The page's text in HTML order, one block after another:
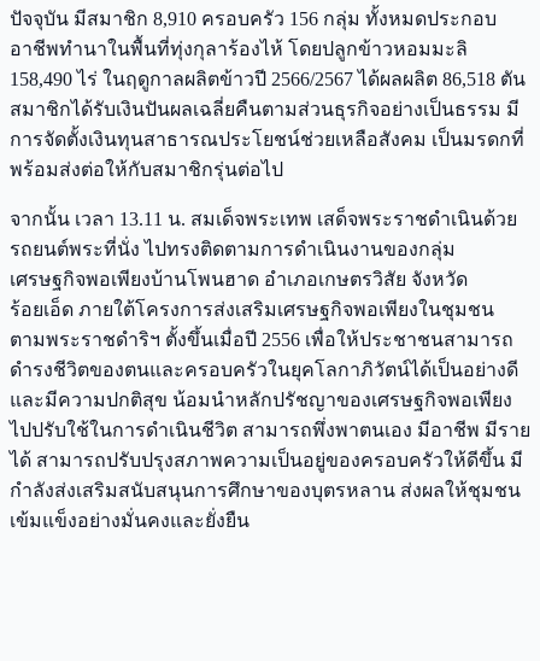
ปัจจุบัน มีสมาชิก 8,910 ครอบครัว 156 กลุ่ม ทั้งหมดประกอบ
อาชีพทำนาในพื้นที่ทุ่งกุลาร้องไห้ โดยปลูกข้าวหอมมะลิ
158,490 ไร่ ในฤดูกาลผลิตข้าวปี 2566/2567 ได้ผลผลิต 86,518 ตัน
สมาชิกได้รับเงินปันผลเฉลี่ยคืนตามส่วนธุรกิจอย่างเป็นธรรม มี
การจัดตั้งเงินทุนสาธารณประโยชน์ช่วยเหลือสังคม เป็นมรดกที่
พร้อมส่งต่อให้กับสมาชิกรุ่นต่อไป
จากนั้น เวลา 13.11 น. สมเด็จพระเทพ เสด็จพระราชดำเนินด้วย
รถยนต์พระที่นั่ง ไปทรงติดตามการดำเนินงานของกลุ่ม
เศรษฐกิจพอเพียงบ้านโพนฮาด อำเภอเกษตรวิสัย จังหวัด
ร้อยเอ็ด ภายใต้โครงการส่งเสริมเศรษฐกิจพอเพียงในชุมชน
ตามพระราชดำริฯ ตั้งขึ้นเมื่อปี 2556 เพื่อให้ประชาชนสามารถ
ดำรงชีวิตของตนและครอบครัวในยุคโลกาภิวัตน์ได้เป็นอย่างดี
และมีความปกติสุข น้อมนำหลักปรัชญาของเศรษฐกิจพอเพียง
ไปปรับใช้ในการดำเนินชีวิต สามารถพึ่งพาตนเอง มีอาชีพ มีราย
ได้ สามารถปรับปรุงสภาพความเป็นอยู่ของครอบครัวให้ดีขึ้น มี
กำลังส่งเสริมสนับสนุนการศึกษาของบุตรหลาน ส่งผลให้ชุมชน
เข้มแข็งอย่างมั่นคงและยั่งยืน